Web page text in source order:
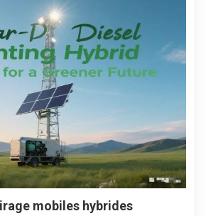
mobiles hybrides